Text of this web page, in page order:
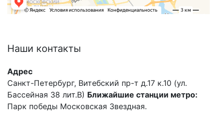
Наши контакты
Адрес
Санкт-Петербург, Витебский пр-т д.17 к.10 (ул.
Бассейная 38 лит.В) Ближайшие станции метро:
Парк победы Московская Звездная.